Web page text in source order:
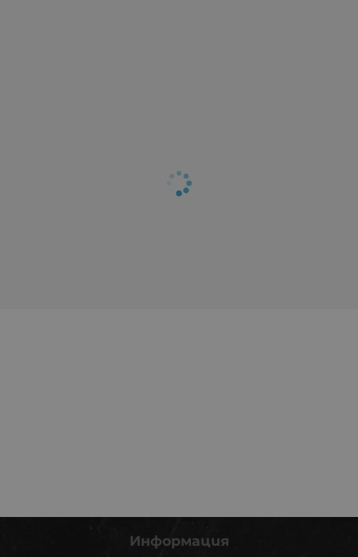
Информация